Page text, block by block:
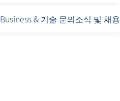
Business & 기술 문의소식 및 채용